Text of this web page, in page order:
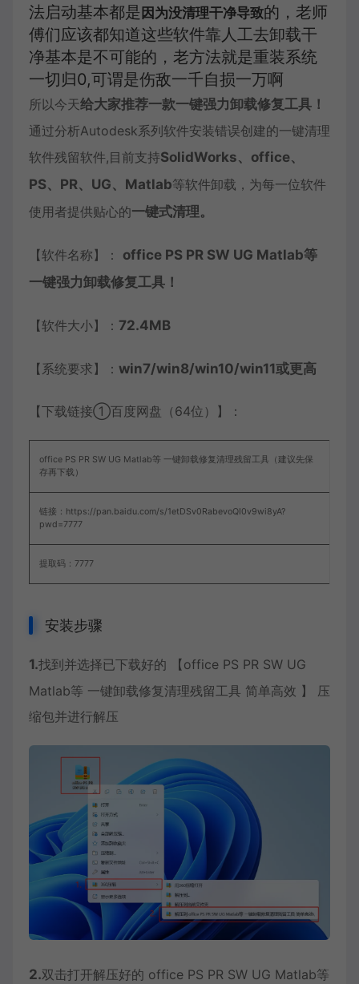
法启动基本都是 因为没清理干净导致的，老师
傅们应该都知道这些软件靠人工去卸载干
净基本是不可能的，老方法就是重装系统
一切归0,可谓是伤敌一千自损一万啊
所以今天给大家推荐一款一键强力卸载修复工具！
通过分析Autodesk系列软件安装错误创建的一键清理
软件残留软件,目前支持SolidWorks、office、
PS、PR、UG、Matlab等软件卸载，为每一位软件
使用者提供贴心的一键式清理。
【软件名称】： office PS PR SW UG Matlab等
一键强力卸载修复工具！
【软件大小】： 72.4MB
【系统要求】： win7/win8/win10/win11或更高
【下载链接①百度网盘（64位）】：
office PS PR SW UG Matlab等 一键卸载修复清理残留工具（建议先保
存再下载）
链接：https://pan.baidu.com/s/1etDSv0RabevoQI0v9wi8yA?
pwd=7777
提取码：7777
安装步骤
1.找到并选择已下载好的 【office PS PR SW UG
Matlab等 一键卸载修复清理残留工具 简单高效 】 压
缩包并进行解压
2.双击打开解压好的 office PS PR SW UG Matlab等